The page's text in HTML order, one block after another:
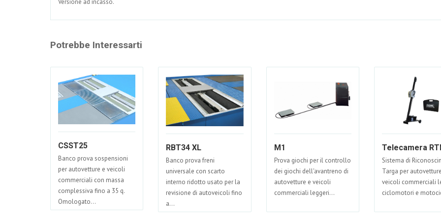
Versione ad incasso.
Potrebbe Interessarti
CSST25
Banco prova sospensioni
per autovetture e veicoli
commerciali con massa
complessiva fino a 35 q.
Omologato...
RBT34 XL
Banco prova freni
universale con scarto
interno ridotto usato per la
revisione di autoveicoli fino
a...
M1
Prova giochi per il controllo
dei giochi dell'avantreno di
autovetture e veicoli
commerciali leggeri...
Telecamera
Sistema di
Targa per
veicoli commerciali
ciclomotori e